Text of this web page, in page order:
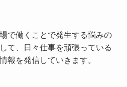
で働くことで発生する悩みの
て、日々仕事を頑張っている
報を発信していきます。